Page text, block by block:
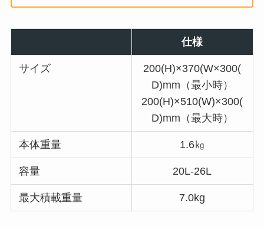
仕様
サイズ
200(H)×370(W×300(
D)mm（最小時）
200(H)×510(W)×300(
D)mm（最大時）
本体重量 1.6㎏
容量 20L-26L
最大積載重量 7.0kg